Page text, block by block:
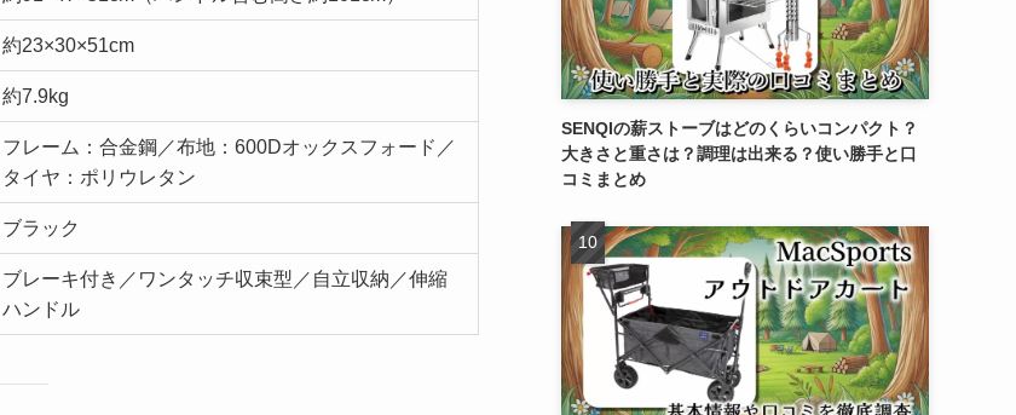
約23×30×51cm
約7.9kg
フレーム：合金鋼／布地：600Dオックスフォード／
タイヤ：ポリウレタン
ブラック
ブレーキ付き／ワンタッチ収束型／自立収納／伸縮
ハンドル
SENQIの薪ストーブはどのくらいコンパクト？
大きさと重さは？調理は出来る？使い勝手と口
コミまとめ